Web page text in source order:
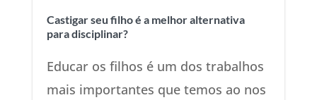
Castigar seu filho é a melhor alternativa
para disciplinar?
Educar os filhos é um dos trabalhos
mais importantes que temos ao nos